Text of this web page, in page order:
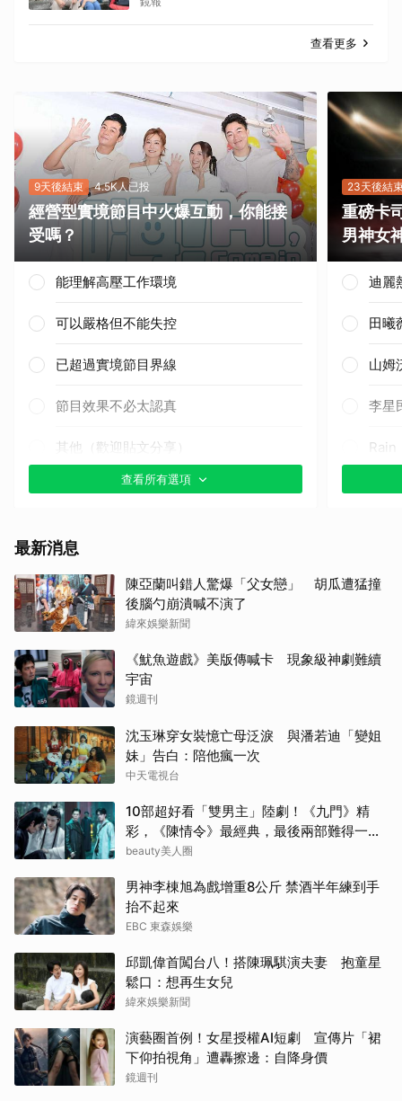
查看更多
9天後結束 4.5K人已投
經營型實境節目中火爆互動，你能接
受嗎？
能理解高壓工作環境
可以嚴格但不能失控
已超過實境節目界線
節目效果不必太認真
其他（歡迎貼文分享）
查看所有選項
23天後結
重磅卡
男神女
迪麗
田曦
山姆
李星
Rain
柳樂
白鹿
最新消息
陳亞蘭叫錯人驚爆「父女戀」 胡瓜遭猛撞
後腦勺崩潰喊不演了
緯來娛樂新聞
《魷魚遊戲》美版傳喊卡 現象級神劇難續
宇宙
鏡週刊
沈玉琳穿女裝憶亡母泛淚 與潘若迪「變姐
妹」告白：陪他瘋一次
中天電視台
10部超好看「雙男主」陸劇！《九門》精
彩，《陳情令》最經典，最後兩部難得一面
倒好評
beauty美人圈
男神李棟旭為戲增重8公斤 禁酒半年練到手
抬不起來
EBC 東森娛樂
邱凱偉首闖台八！搭陳珮騏演夫妻 抱童星
鬆口：想再生女兒
緯來娛樂新聞
演藝圈首例！女星授權AI短劇 宣傳片「裙
下仰拍視角」遭轟擦邊：自降身價
鏡週刊